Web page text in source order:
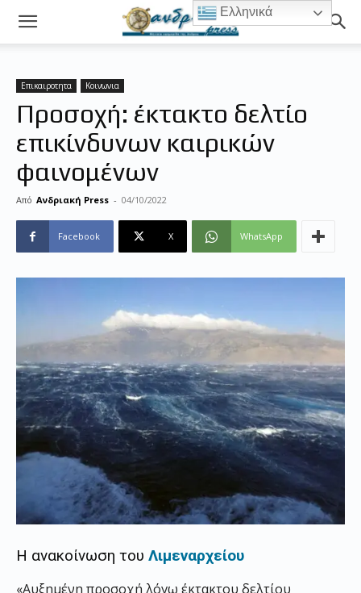
Επικαιροτητα Κοινωνια
Προσοχή: έκτακτο δελτίο
επικίνδυνων καιρικών
φαινομένων
Από Ανδριακή Press - 04/10/2022
Facebook X WhatsApp
Η ανακοίνωση του Λιμεναρχείου
«Αυξημένη προσοχή λόγω έκτακτου δελτίου
Ελληνικά